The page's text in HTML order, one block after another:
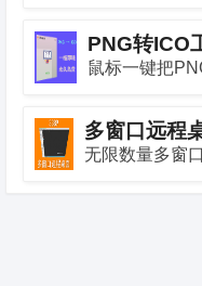
PNG转ICO
鼠标一键把
多窗口远程
无限数量多窗